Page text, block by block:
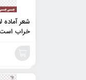
شعر
خراب است
افزودن